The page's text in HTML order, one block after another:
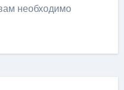
необходимо